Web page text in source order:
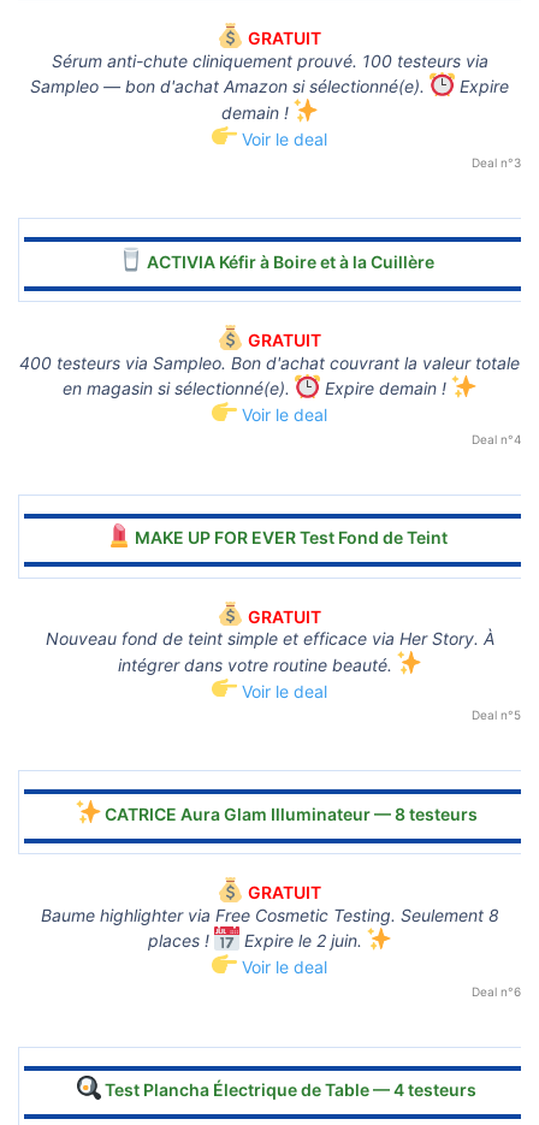
GRATUIT
Sérum anti-chute cliniquement prouvé. 100 testeurs via
Sampleo — bon d'achat Amazon si sélectionné(e).
Expire
demain !
Voir le deal
Deal n°3
▬▬▬▬▬▬▬▬▬▬▬▬▬▬▬▬▬▬▬▬▬▬▬▬▬▬▬▬▬▬
ACTIVIA Kéfir à Boire et à la Cuillère
▬▬▬▬▬▬▬▬▬▬▬▬▬▬▬▬▬▬▬▬▬▬▬▬▬▬▬▬▬▬
GRATUIT
400 testeurs via Sampleo. Bon d'achat couvrant la valeur totale
en magasin si sélectionné(e).
Expire demain !
Voir le deal
Deal n°4
▬▬▬▬▬▬▬▬▬▬▬▬▬▬▬▬▬▬▬▬▬▬▬▬▬▬▬▬▬▬
MAKE UP FOR EVER Test Fond de Teint
▬▬▬▬▬▬▬▬▬▬▬▬▬▬▬▬▬▬▬▬▬▬▬▬▬▬▬▬▬▬
GRATUIT
Nouveau fond de teint simple et efficace via Her Story. À
intégrer dans votre routine beauté.
Voir le deal
Deal n°5
▬▬▬▬▬▬▬▬▬▬▬▬▬▬▬▬▬▬▬▬▬▬▬▬▬▬▬▬▬▬
CATRICE Aura Glam Illuminateur — 8 testeurs
▬▬▬▬▬▬▬▬▬▬▬▬▬▬▬▬▬▬▬▬▬▬▬▬▬▬▬▬▬▬
GRATUIT
Baume highlighter via Free Cosmetic Testing. Seulement 8
places !
Expire le 2 juin.
Voir le deal
Deal n°6
▬▬▬▬▬▬▬▬▬▬▬▬▬▬▬▬▬▬▬▬▬▬▬▬▬▬▬▬▬▬
Test Plancha Électrique de Table — 4 testeurs
▬▬▬▬▬▬▬▬▬▬▬▬▬▬▬▬▬▬▬▬▬▬▬▬▬▬▬▬▬▬